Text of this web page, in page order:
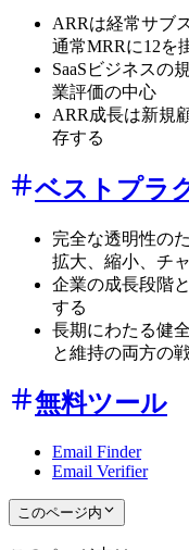
ARRは経常サブ
通常MRRに12を
SaaSビジネスの
業評価の中心
ARR成長は新規
存する
ベストプラ
完全な透明性の
拡大、縮小、チ
企業の成長段階
する
長期にわたる健
と維持の両方の
無料ツール
Email Finder
Email Verifier
このページ内